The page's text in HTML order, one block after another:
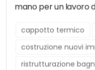
mano per un lavoro
cappotto termico
costruzione nuovi
ristrutturazione